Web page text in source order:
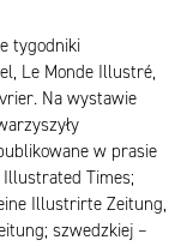
tygodniki
Le Monde Illustré,
. Na wystawie
w prasie
Times;
Illustrirte Zeitung,
; szwedzkiej –